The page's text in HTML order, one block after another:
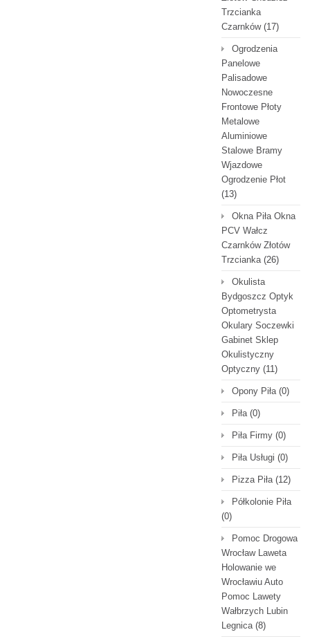
Trzcianka
Czarnków(17)
Ogrodzenia
Panelowe
Palisadowe
Nowoczesne
Frontowe Płoty
Metalowe
Aluminiowe
Stalowe Bramy
Wjazdowe
Ogrodzenie Płot
(13)
Okna Piła Okna
PCV Wałcz
Czarnków Złotów
Trzcianka(26)
Okulista
Bydgoszcz Optyk
Optometrysta
Okulary Soczewki
Gabinet Sklep
Okulistyczny
Optyczny (11)
Opony Piła(0)
Piła(0)
Piła Firmy (0)
Piła Usługi (0)
Pizza Piła(12)
Półkolonie Piła
(0)
Pomoc Drogowa
Wrocław Laweta
Holowanie we
Wrocławiu Auto
Pomoc Lawety
Wałbrzych Lubin
Legnica(8)